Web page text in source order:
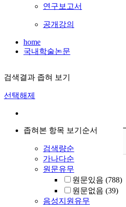
연구보고서
공개강의
home
국내학술논문
검색결과 좁혀 보기
선택해제
좁혀본 항목 보기순서
검색량순
가나다순
원문유무
원문있음 (788)
원문없음 (39)
음성지원유무